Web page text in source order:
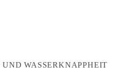
WASSERKNAPPHEIT